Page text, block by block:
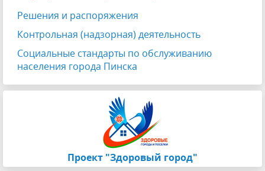
Решения и распоряжения
Контрольная (надзорная) деятельность
Социальные стандарты по обслуживанию
населения города Пинска
Проект "Здоровый город"